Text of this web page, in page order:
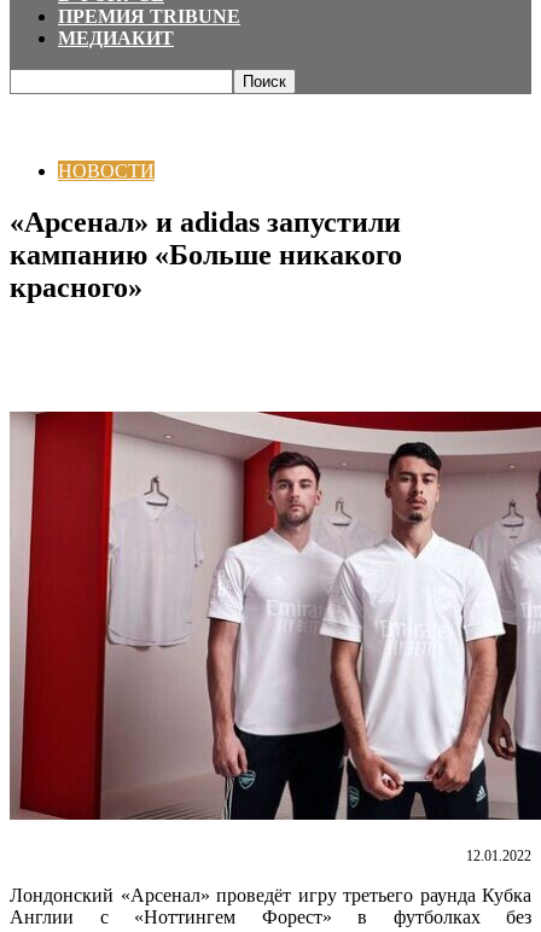
ПРЕМИЯ TRIBUNE
МЕДИАКИТ
НОВОСТИ
«Арсенал» и adidas запустили
кампанию «Больше никакого
красного»
12.01.2022
Лондонский «Арсенал» проведёт игру третьего раунда Кубка
Англии с «Ноттингем Форест» в футболках без